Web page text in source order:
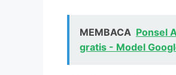
MEMBACA Ponsel
gratis - Model